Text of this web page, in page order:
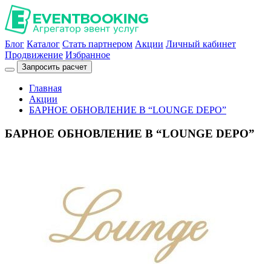
Блог Каталог Стать партнером Акции Личный кабинет
Продвижение Избранное
Запросить расчет
Главная
Акции
БАРНОЕ ОБНОВЛЕНИЕ В “LOUNGE DEPO”
БАРНОЕ ОБНОВЛЕНИЕ В “LOUNGE DEPO”